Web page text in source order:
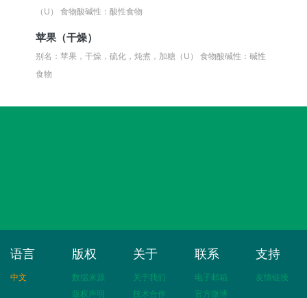
（U）食物酸碱性：酸性食物
苹果（干燥）
别名：苹果，干燥，硫化，炖煮，加糖（U）食物酸碱性：碱性
食物
语言
中文
版权
数据来源
版权声明
关于
关于我们
技术合作
联系
电子邮箱
官方微博
支持
友情链接